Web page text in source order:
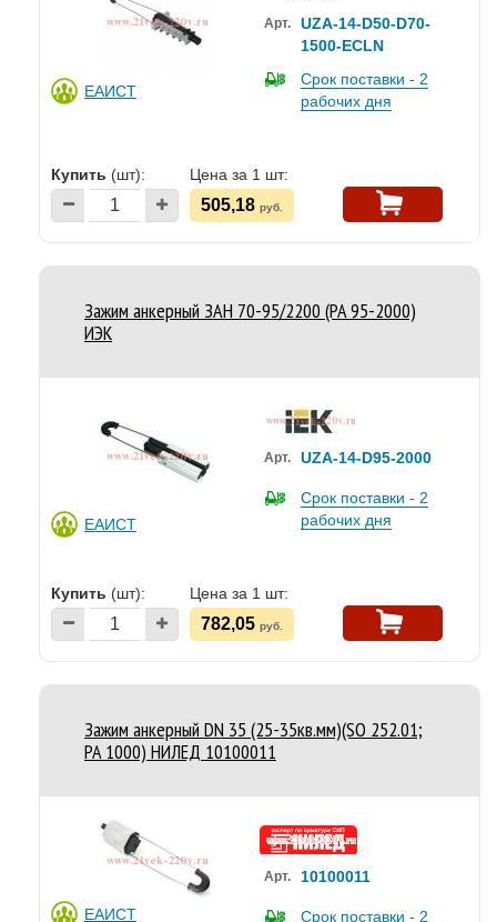
ЕАИСТ
Арт.
UZA-14-D50-D70-
1500-ECLN
Срок поставки - 2
рабочих дня
Купить (шт): Цена за 1 шт:
505,18 руб.
Зажим анкерный ЗАН 70-95/2200 (PA 95-2000)
ИЭК
ЕАИСТ
Арт. UZA-14-D95-2000
Срок поставки - 2
рабочих дня
Купить (шт): Цена за 1 шт:
782,05 руб.
Зажим анкерный DN 35 (25-35кв.мм)(SO 252.01;
PA 1000) НИЛЕД 10100011
ЕАИСТ
Арт. 10100011
Срок поставки - 2